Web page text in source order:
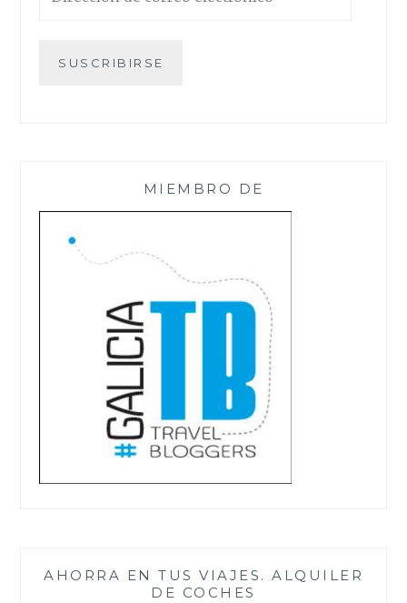
SUSCRIBIRSE
MIEMBRO DE
AHORRA EN TUS VIAJES. ALQUILER
DE COCHES